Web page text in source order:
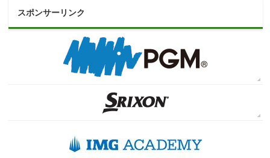
スポンサーリンク